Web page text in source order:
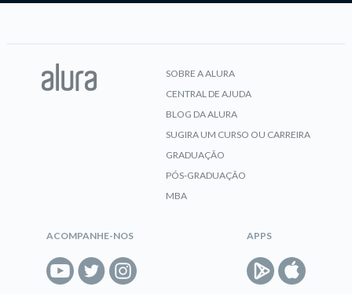
SOBRE A ALURA
CENTRAL DE AJUDA
BLOG DA ALURA
SUGIRA UM CURSO OU CARREIRA
GRADUAÇÃO
PÓS-GRADUAÇÃO
MBA
ACOMPANHE-NOS APPS